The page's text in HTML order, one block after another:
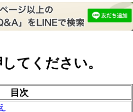
てください。
目次